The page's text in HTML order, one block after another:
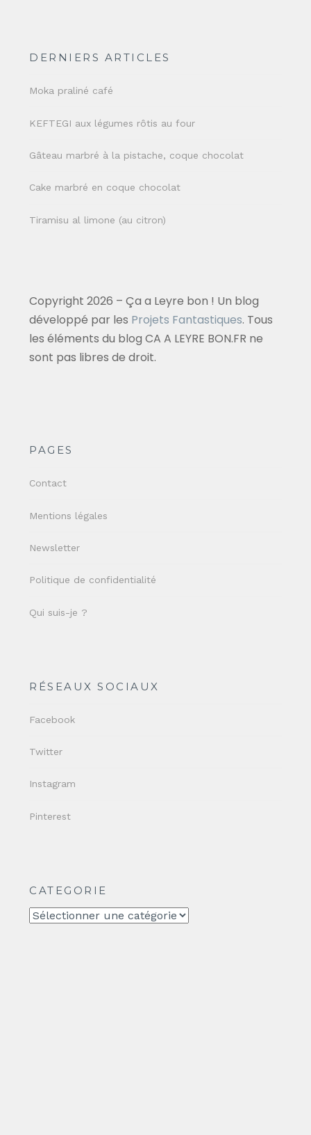
DERNIERS ARTICLES
Moka praliné café
KEFTEGI aux légumes rôtis au four
Gâteau marbré à la pistache, coque chocolat
Cake marbré en coque chocolat
Tiramisu al limone (au citron)
Copyright 2026 – Ça a Leyre bon ! Un blog
développé par les Projets Fantastiques. Tous
les éléments du blog CA A LEYRE BON.FR ne
sont pas libres de droit.
PAGES
Contact
Mentions légales
Newsletter
Politique de confidentialité
Qui suis-je ?
RÉSEAUX SOCIAUX
Facebook
Twitter
Instagram
Pinterest
CATEGORIE
CATEGORIE